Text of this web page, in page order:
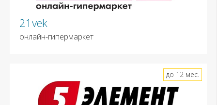
21vek
онлайн-гипермаркет
до 12 мес.